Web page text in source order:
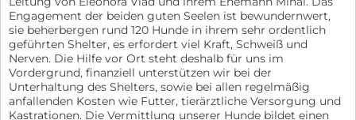
Engagement der beiden guten Seelen ist bewundernwert,
sie beherbergen rund 120 Hunde in ihrem sehr ordentlich
geführten Shelter, es erfordert viel Kraft, Schweiß und
Nerven. Die Hilfe vor Ort steht deshalb für uns im
Vordergrund, finanziell unterstützen wir bei der
Unterhaltung des Shelters, sowie bei allen regelmäßig
anfallenden Kosten wie Futter, tierärztliche Versorgung und
Kastrationen. Die Vermittlung unserer Hunde bildet einen